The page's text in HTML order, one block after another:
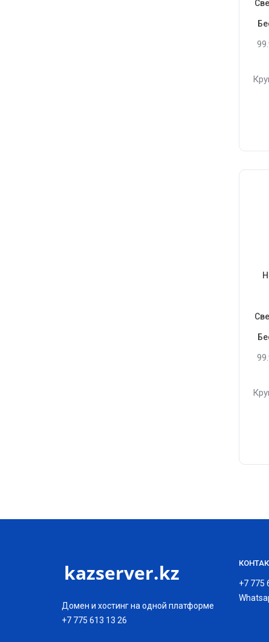
Домен и хостинг на одной платформе
+7 775 613 13 26
+7 775